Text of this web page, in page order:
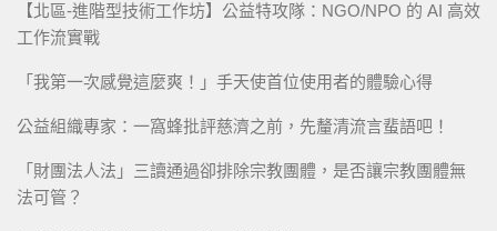
【北區-進階型技術工作坊】公益特攻隊：NGO/NPO 的 AI 高效
工作流實戰
「我第一次感覺這麼爽！」手天使首位使用者的體驗心得
公益組織專家：一窩蜂批評慈濟之前，先釐清流言蜚語吧！
「財團法人法」三讀通過卻排除宗教團體，是否讓宗教團體無
法可管？